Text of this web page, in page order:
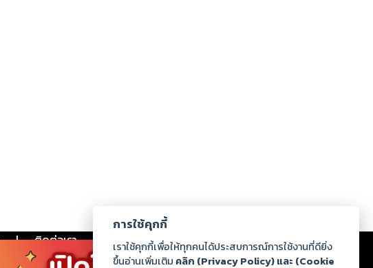
| ติดต่อเรา ร่วมงานกับเรา ดาวน์โหลด
การใช้คุกกี้
เราใช้คุกกี้เพื่อให้ทุกคนได้ประสบการณ์การใช้งานที่ดียิ่ง
ขึ้นอ่านเพิ่มเติม คลิก (Privacy Policy) และ (Cookie